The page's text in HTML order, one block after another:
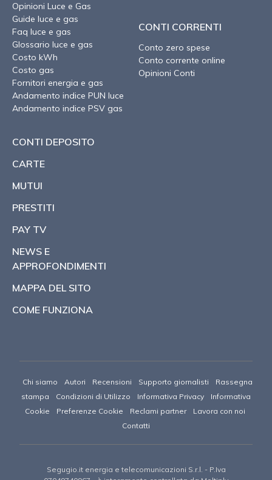
Opinioni Luce e Gas
Guide luce e gas
Faq luce e gas
Glossario luce e gas
Costo kWh
Costo gas
Fornitori energia e gas
Andamento indice PUN luce
Andamento indice PSV gas
CONTI CORRENTI
Conto zero spese
Conto corrente online
Opinioni Conti
CONTI DEPOSITO
CARTE
MUTUI
PRESTITI
PAY TV
NEWS E
APPROFONDIMENTI
MAPPA DEL SITO
COME FUNZIONA
Chi siamo Autori Recensioni Supporto giornalisti
Rassegna
stampa
Condizioni di Utilizzo Informativa Privacy
Informativa
Cookie
Preferenze Cookie Reclami partner
Lavora con noi
Contatti
Segugio.it energia e telecomunicazioni S.r.l. - P.Iva